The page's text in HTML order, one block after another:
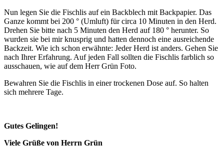
Nun legen Sie die Fischlis auf ein Backblech mit Backpapier. Das
Ganze kommt bei 200 ° (Umluft) für circa 10 Minuten in den Herd.
Drehen Sie bitte nach 5 Minuten den Herd auf 180 ° herunter. So
wurden sie bei mir knusprig und hatten dennoch eine ausreichende
Backzeit. Wie ich schon erwähnte: Jeder Herd ist anders. Gehen Sie
nach Ihrer Erfahrung. Auf jeden Fall sollten die Fischlis farblich so
ausschauen, wie auf dem Herr Grün Foto.
Bewahren Sie die Fischlis in einer trockenen Dose auf. So halten
sich mehrere Tage.
Gutes Gelingen!
Viele Grüße von Herrn Grün